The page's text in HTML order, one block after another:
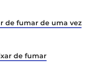
de fumar de uma vez
de fumar